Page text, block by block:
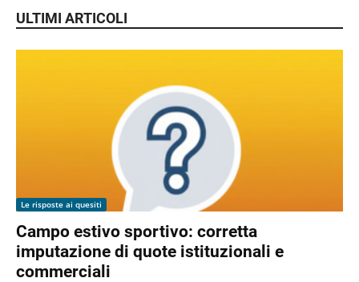
ULTIMI ARTICOLI
Le risposte ai quesiti
Campo estivo sportivo: corretta
imputazione di quote istituzionali e
commerciali